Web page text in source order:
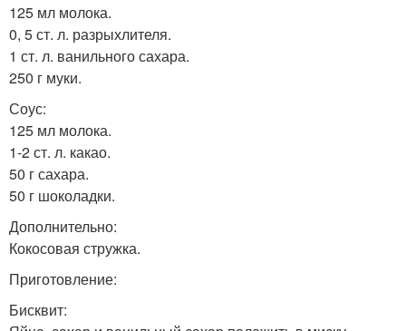
125 мл молока.
0, 5 ст. л. разрыхлителя.
1 ст. л. ванильного сахара.
250 г муки.
Соус:
125 мл молока.
1-2 ст. л. какао.
50 г сахара.
50 г шоколадки.
Дополнительно:
Кокосовая стружка.
Приготовление:
Бисквит: